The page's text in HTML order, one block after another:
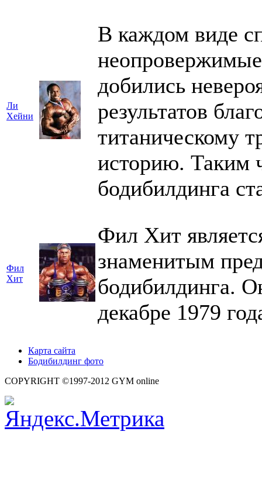
Ли
Хейни
В каждом виде
добились
результатов
титаническому
историю. Таким
бодибилдинга
Фил
Хит
Фил Хит
знаменитым
бодибилдинга.
декабре 1979
Карта сайта
Бодибилдинг фото
COPYRIGHT ©1997-2012 GYM online